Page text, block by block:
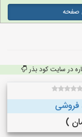
صفحه
در سایت کود بذر
فروشی
)